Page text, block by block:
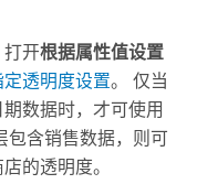
打开根据属性值设置
定透明度设置。 仅当
数据时，才可使用
包含销售数据，则可
的透明度。